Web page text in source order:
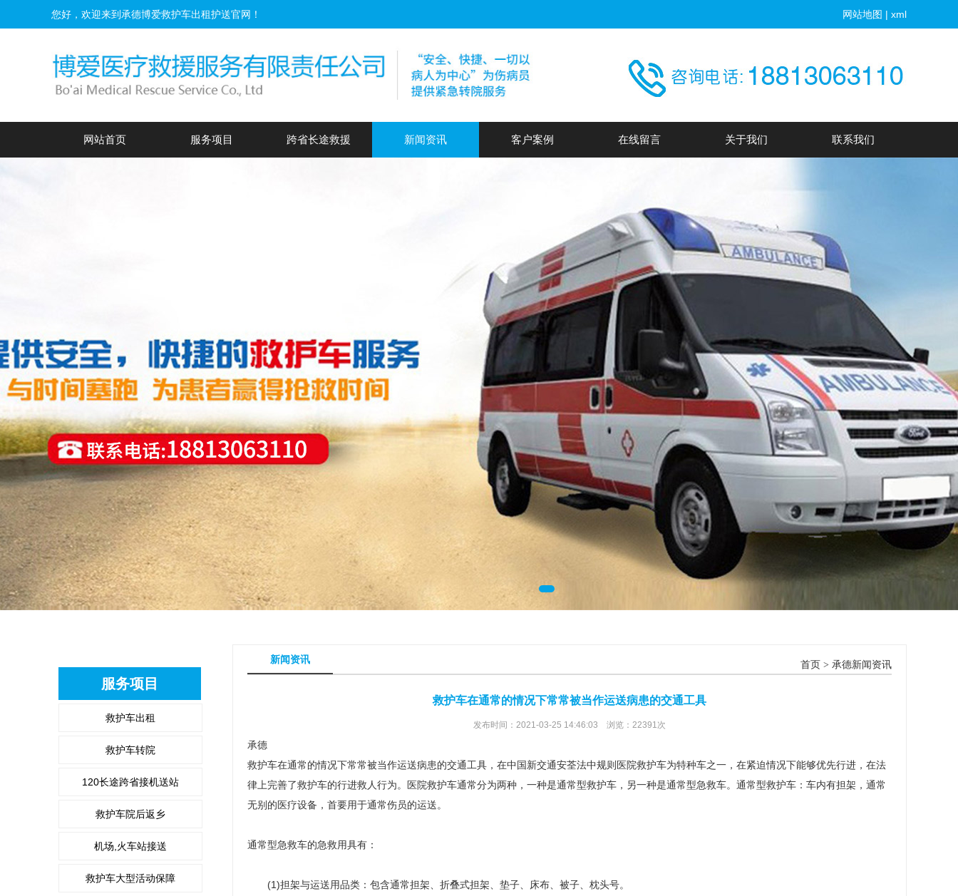
您好，欢迎来到承德博爱救护车出租护送官网！ 网站地图 | xml
网站首页 服务项目 跨省长途救援 新闻资讯 客户案例 在线留言 关于我们 联系我们
服务项目
救护车出租
救护车转院
120长途跨省接机送站
救护车院后返乡
机场,火车站接送
救护车大型活动保障
新闻资讯 首页 > 承德新闻资讯
救护车在通常的情况下常常被当作运送病患的交通工具
发布时间：2021-03-25 14:46:03 浏览：22391次
承德
救护车在通常的情况下常常被当作运送病患的交通工具，在中国新交通安荃法中规则医院救护车为特种车之一，在紧迫情况下能够优先行进，在法
律上完善了救护车的行进救人行为。医院救护车通常分为两种，一种是通常型救护车，另一种是通常型急救车。通常型救护车：车内有担架，通常
无别的医疗设备，首要用于通常伤员的运送。
通常型急救车的急救用具有：
(1)担架与运送用品类：包含通常担架、折叠式担架、垫子、床布、被子、枕头号。